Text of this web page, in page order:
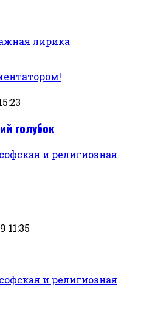
лирика
голубок
и религиозная
11:35
и религиозная